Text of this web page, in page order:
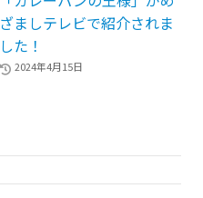
ざましテレビで紹介されま
した！
2024年4月15日